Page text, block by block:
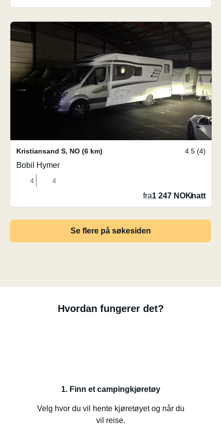
Kristiansand S, NO (6 km) 4.5 (4)
Bobil Hymer
4 4
fra1 247 NOK/natt
Se flere på søkesiden
Hvordan fungerer det?
1. Finn et campingkjøretøy
Velg hvor du vil hente kjøretøyet og når du
vil reise.